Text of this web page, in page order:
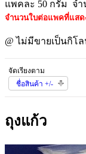
แพคละ 50 กรัม จ
จำนวนใบต่อแพคที่แสด
@ ไม่มีขายเป็นกิโ
จัดเรียงตาม
ชื่อสินค้า +/-
ถุงแก้ว